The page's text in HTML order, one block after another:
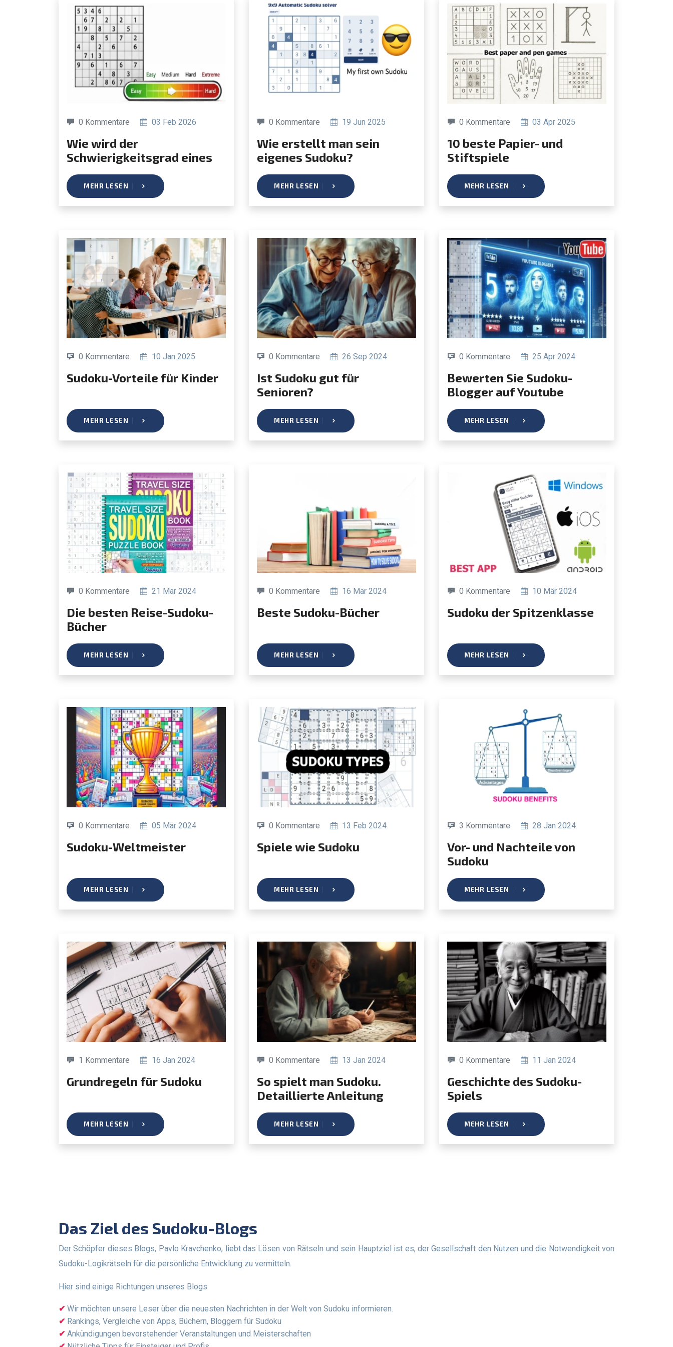
0 Kommentare 03 Feb 2026
Wie wird der
Schwierigkeitsgrad eines
Sudokus bestimmt?
MEHR LESEN
0 Kommentare 19 Jun 2025
Wie erstellt man sein
eigenes Sudoku?
MEHR LESEN
0 Kommentare 03 Apr 2025
10 beste Papier- und
Stiftspiele
MEHR LESEN
0 Kommentare 10 Jan 2025
Sudoku-Vorteile für Kinder
MEHR LESEN
0 Kommentare 26 Sep 2024
Ist Sudoku gut für
Senioren?
MEHR LESEN
0 Kommentare 25 Apr 2024
Bewerten Sie Sudoku-
Blogger auf Youtube
MEHR LESEN
0 Kommentare 21 Mär 2024
Die besten Reise-Sudoku-
Bücher
MEHR LESEN
0 Kommentare 16 Mär 2024
Beste Sudoku-Bücher
MEHR LESEN
0 Kommentare 10 Mär 2024
Sudoku der Spitzenklasse
MEHR LESEN
0 Kommentare 05 Mär 2024
Sudoku-Weltmeister
MEHR LESEN
0 Kommentare 13 Feb 2024
Spiele wie Sudoku
MEHR LESEN
3 Kommentare 28 Jan 2024
Vor- und Nachteile von
Sudoku
MEHR LESEN
1 Kommentare 16 Jan 2024
Grundregeln für Sudoku
MEHR LESEN
0 Kommentare 13 Jan 2024
So spielt man Sudoku.
Detaillierte Anleitung
MEHR LESEN
0 Kommentare 11 Jan 2024
Geschichte des Sudoku-
Spiels
MEHR LESEN
Das Ziel des Sudoku-Blogs
Der Schöpfer dieses Blogs, Pavlo Kravchenko, liebt das Lösen von Rätseln und sein Hauptziel ist es, der Gesellschaft den Nutzen und die Notwendigkeit von
Sudoku-Logikrätseln für die persönliche Entwicklung zu vermitteln.
Hier sind einige Richtungen unseres Blogs:
Wir möchten unsere Leser über die neuesten Nachrichten in der Welt von Sudoku informieren.
Rankings, Vergleiche von Apps, Büchern, Bloggern für Sudoku
Ankündigungen bevorstehender Veranstaltungen und Meisterschaften